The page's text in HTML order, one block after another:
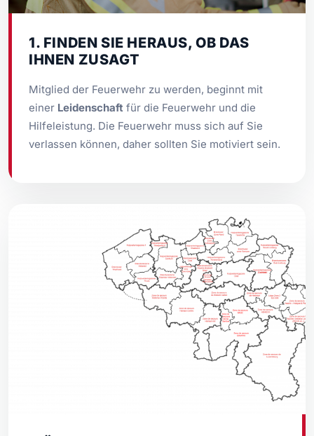
1. FINDEN SIE HERAUS, OB DAS
IHNEN ZUSAGT
Mitglied der Feuerwehr zu werden, beginnt mit
einer Leidenschaft für die Feuerwehr und die
Hilfeleistung. Die Feuerwehr muss sich auf Sie
verlassen können, daher sollten Sie motiviert sein.